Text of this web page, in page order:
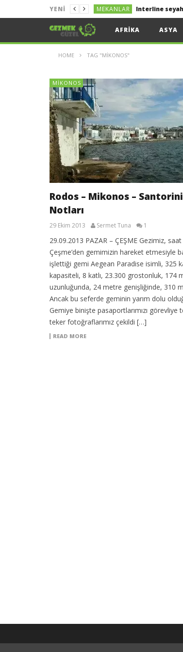
YENI MEKANLAR
MEKANLAR Kolayca Vize
MEKANLAR Uygun Fiyata
LIZBON Lizbon Tekne Turu
MEKANLAR Sakız Adası
AFRIKA ASYA
HOME TAG "MIKONOS"
MIKONOS
Rodos – Mikonos –
Notları
29 Ekim 2013 Sermet Tuna 1
29.09.2013 PAZAR – ÇEŞME Gezimiz, saat
Çeşme’den gemimizin hareket etmesiyle
işlettiği gemi Aegean Paradise isimli, 325
kapasiteli, 8 katlı, 23.300 grostonluk, 174
uzunluğunda, 24 metre genişliğinde, 310
Ancak bu seferde geminin yarım dolu
Gemiye binişte pasaportlarımızı
teker fotoğraflarımız çekildi […]
READ MORE